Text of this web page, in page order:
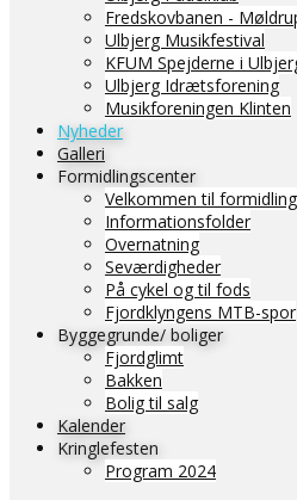
Fredskovbanen -
Ulbjerg Musikfestival
KFUM Spejderne i
Ulbjerg Idrætsforening
Musikforeningen Klinten
Nyheder
Galleri
Formidlingscenter
Velkommen til
Informationsfolder
Overnatning
Seværdigheder
På cykel og til fods
Fjordklyngens MTB-spor
Byggegrunde/ boliger
Fjordglimt
Bakken
Bolig til salg
Kalender
Kringlefesten
Program 2024